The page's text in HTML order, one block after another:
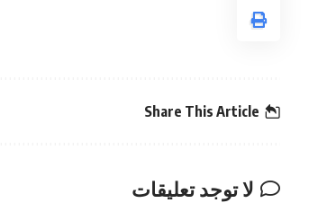
Share This Article
لا توجد تعليقات